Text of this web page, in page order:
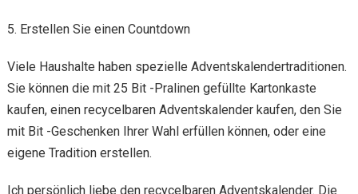
5. Erstellen Sie einen Countdown
Viele Haushalte haben spezielle Adventskalendertraditionen.
Sie können die mit 25 Bit -Pralinen gefüllte Kartonkaste
kaufen, einen recycelbaren Adventskalender kaufen, den Sie
mit Bit -Geschenken Ihrer Wahl erfüllen können, oder eine
eigene Tradition erstellen.
Ich persönlich liebe den recycelbaren Adventskalender. Die